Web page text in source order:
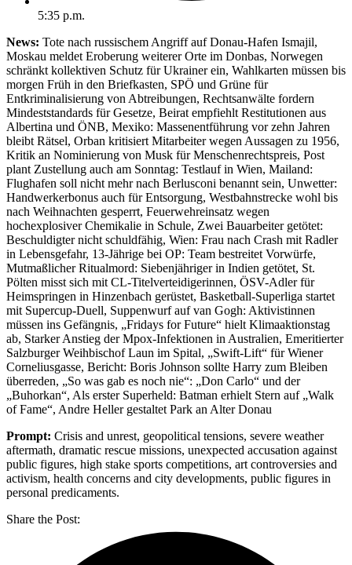
5:35 p.m.
News: Tote nach russischem Angriff auf Donau-Hafen Ismajil,
Moskau meldet Eroberung weiterer Orte im Donbas, Norwegen
schränkt kollektiven Schutz für Ukrainer ein, Wahlkarten müssen bis
morgen Früh in den Briefkasten, SPÖ und Grüne für
Entkriminalisierung von Abtreibungen, Rechtsanwälte fordern
Mindeststandards für Gesetze, Beirat empfiehlt Restitutionen aus
Albertina und ÖNB, Mexiko: Massenentführung vor zehn Jahren
bleibt Rätsel, Orban kritisiert Mitarbeiter wegen Aussagen zu 1956,
Kritik an Nominierung von Musk für Menschenrechtspreis, Post
plant Zustellung auch am Sonntag: Testlauf in Wien, Mailand:
Flughafen soll nicht mehr nach Berlusconi benannt sein, Unwetter:
Handwerkerbonus auch für Entsorgung, Westbahnstrecke wohl bis
nach Weihnachten gesperrt, Feuerwehreinsatz wegen
hochexplosiver Chemikalie in Schule, Zwei Bauarbeiter getötet:
Beschuldigter nicht schuldfähig, Wien: Frau nach Crash mit Radler
in Lebensgefahr, 13-Jährige bei OP: Team bestreitet Vorwürfe,
Mutmaßlicher Ritualmord: Siebenjähriger in Indien getötet, St.
Pölten misst sich mit CL-Titelverteidigerinnen, ÖSV-Adler für
Heimspringen in Hinzenbach gerüstet, Basketball-Superliga startet
mit Supercup-Duell, Suppenwurf auf van Gogh: Aktivistinnen
müssen ins Gefängnis, „Fridays for Future“ hielt Klimaaktionstag
ab, Starker Anstieg der Mpox-Infektionen in Australien, Emeritierter
Salzburger Weihbischof Laun im Spital, „Swift-Lift“ für Wiener
Corneliusgasse, Bericht: Boris Johnson sollte Harry zum Bleiben
überreden, „So was gab es noch nie“: „Don Carlo“ und der
„Buhorkan“, Als erster Superheld: Batman erhielt Stern auf „Walk
of Fame“, Andre Heller gestaltet Park an Alter Donau
Prompt: Crisis and unrest, geopolitical tensions, severe weather
aftermath, dramatic rescue missions, unexpected accusation against
public figures, high stake sports competitions, art controversies and
activism, health concerns and city developments, public figures in
personal predicaments.
Share the Post: